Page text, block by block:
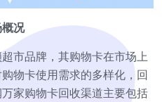
况
市品牌，其购物卡在市场上
物卡使用需求的多样化，回
家购物卡回收渠道主要包括